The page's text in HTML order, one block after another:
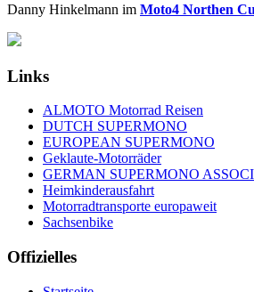
Danny Hinkelmann im Moto4 Northen
Links
ALMOTO Motorrad Reisen
DUTCH SUPERMONO
EUROPEAN SUPERMONO
Geklaute-Motorräder
GERMAN SUPERMONO
Heimkinderausfahrt
Motorradtransporte europaweit
Sachsenbike
Offizielles